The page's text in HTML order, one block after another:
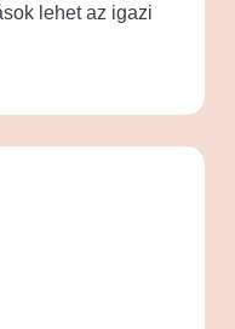
lehet az igazi